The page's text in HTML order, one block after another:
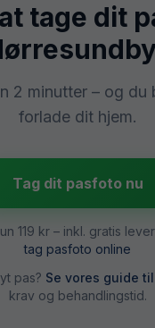
tage dit
2 minutter – og du
forlade dit hjem.
Tag dit pasfoto nu
119 kr– inkl. gratis
tag pasfoto online
pas? Se vores guide
krav og behandlingstid.